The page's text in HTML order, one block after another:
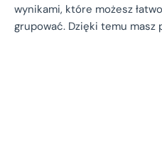
wynikami, które możesz
grupować. Dzięki temu masz